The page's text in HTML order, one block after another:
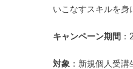
いこなすスキルを身
キャンペーン期間
対象 ：新規個人受講